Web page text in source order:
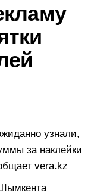
узнали,
за наклейки
vera.kz